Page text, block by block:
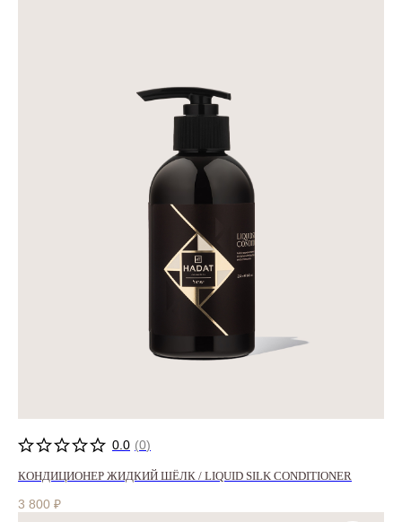
0.0 (0)
КОНДИЦИОНЕР ЖИДКИЙ ШЁЛК / LIQUID SILK CONDITIONER
3 800 ₽